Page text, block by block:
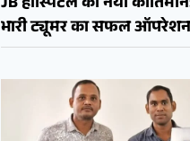
भारी ट्यूमर का सफल ऑपरेशन